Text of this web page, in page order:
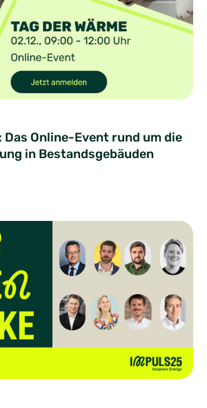
Das Online-Event rund um die
in Bestandsgebäuden